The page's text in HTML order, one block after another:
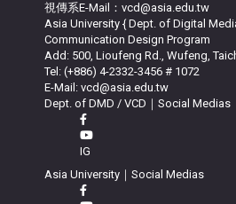
視傳系E-Mail：vcd@asia.edu.tw
Asia University { Dept. of Digital
Communication Design Program
Add: 500, Lioufeng Rd., Wufeng,
Tel: (+886) 4-2332-3456 # 1072
E-Mail: vcd@asia.edu.tw
Dept. of DMD / VCD｜Social Medias
IG
Asia University｜Social Medias